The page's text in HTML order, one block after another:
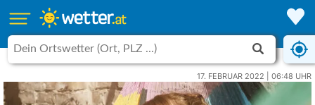
17. FEBRUAR 2022 | 06:48 UHR